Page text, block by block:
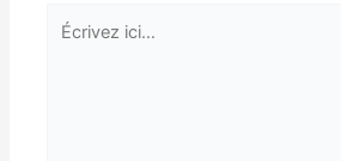
Écrivez
ici…